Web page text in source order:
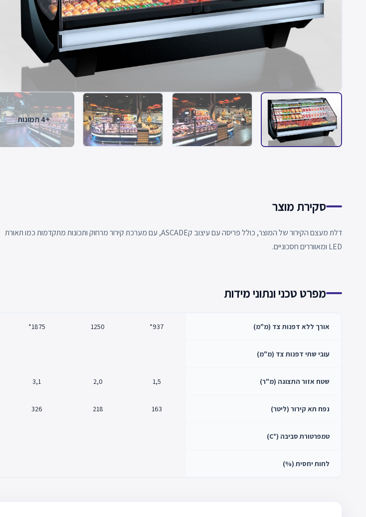
+4 תמונות
סקירת מוצר
דלת מעצם הקירור של המוצר, כולל פריסה עם עיצוב קASCADE, עם מערכת קירור מרחוק ותכונות מתקדמות כמו תאורת
LED ומאווררים חסכוניים.
מפרט טכני ונתוני מידות
אורך ללא דפנות צד (מ"מ) 937*
1250
1875*
עובי שתי דפנות צד (מ"מ)
שטח אזור התצוגה (מ"ר) 1,5
2,0
3,1
נפח תא קירור (ליטר) 163
218
326
טמפרטורת סביבה (°C)
לחות יחסית (%)